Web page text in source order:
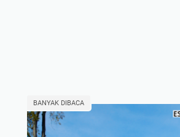
BANYAK DIBACA